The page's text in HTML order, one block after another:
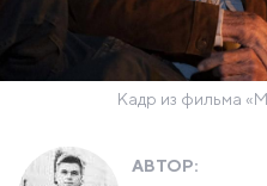
Кадр из фильма
АВТОР: